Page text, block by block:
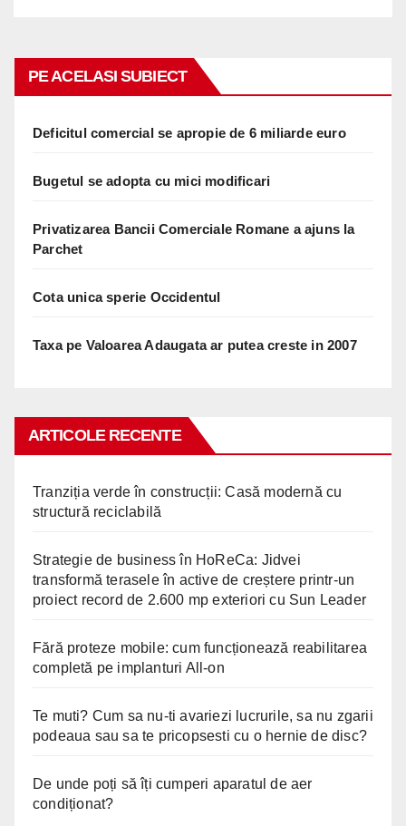
PE ACELASI SUBIECT
Deficitul comercial se apropie de 6 miliarde euro
Bugetul se adopta cu mici modificari
Privatizarea Bancii Comerciale Romane a ajuns la
Parchet
Cota unica sperie Occidentul
Taxa pe Valoarea Adaugata ar putea creste in 2007
ARTICOLE RECENTE
Tranziția verde în construcții: Casă modernă cu
structură reciclabilă
Strategie de business în HoReCa: Jidvei
transformă terasele în active de creștere printr-un
proiect record de 2.600 mp exteriori cu Sun Leader
Fără proteze mobile: cum funcționează reabilitarea
completă pe implanturi All-on
Te muti? Cum sa nu-ti avariezi lucrurile, sa nu zgarii
podeaua sau sa te pricopsesti cu o hernie de disc?
De unde poți să îți cumperi aparatul de aer
condiționat?